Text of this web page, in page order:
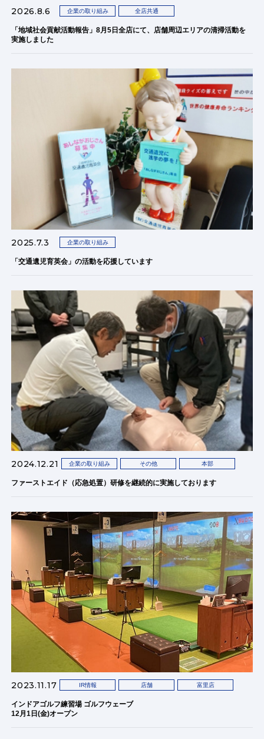
2026.8.6 企業の取り組み 全店共通
「地域社会貢献活動報告」8月5日全店にて、店舗周辺エリアの清掃活動を
実施しました
2025.7.3 企業の取り組み
「交通遺児育英会」の活動を応援しています
2024.12.21 企業の取り組み その他 本部
ファーストエイド（応急処置）研修を継続的に実施しております
2023.11.17 IR情報 店舗 富里店
インドアゴルフ練習場 ゴルフウェーブ
12月1日(金)オープン